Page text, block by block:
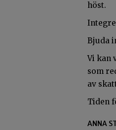
höst.
Bjuda
Vi kan
som
av
Tiden
ANNA